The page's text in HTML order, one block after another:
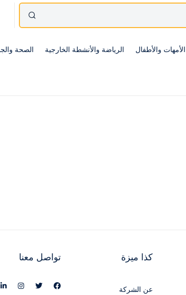
الأمهات والأطفال الرياضة والأنشطة الخارجية الصحة
كذا ميزة
عن الشركة
تواصل معنا